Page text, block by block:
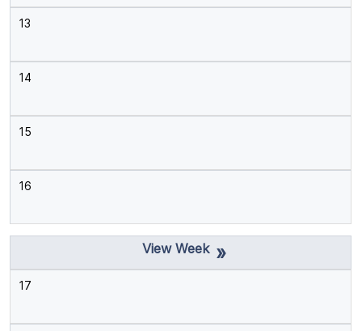
13
14
15
16
»
17